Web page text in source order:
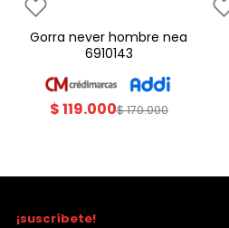
gorra never hombre nea
6910143
$119.000$170.000
¡suscríbete!